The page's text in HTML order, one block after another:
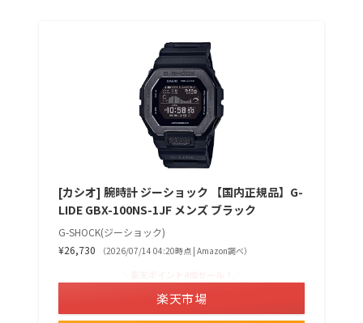
[カシオ] 腕時計 ジーショック 【国内正規品】G-
LIDE GBX-100NS-1JF メンズ ブラック
G-SHOCK(ジーショック)
¥26,730
（2026/07/14 04:20時点 | Amazon調べ）
楽天市場